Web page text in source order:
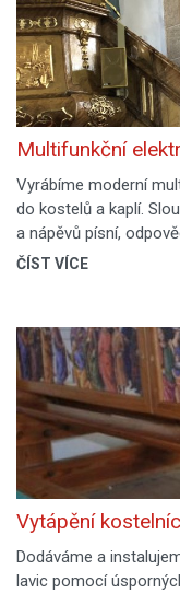
Multifunkční
Vyrábíme moderní
do kostelů a kaplí.
a nápěvů písní,
ČÍST VÍCE
Vytápění
Dodáváme a
lavic pomocí